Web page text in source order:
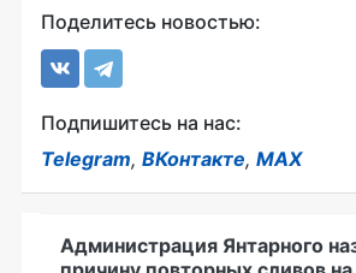
Поделитесь новостью:
Подпишитесь на нас:
Telegram, ВКонтакте, MAX
Администрация Янтарного